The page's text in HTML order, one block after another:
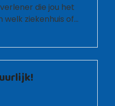
die jou het
welk ziekenhuis of…